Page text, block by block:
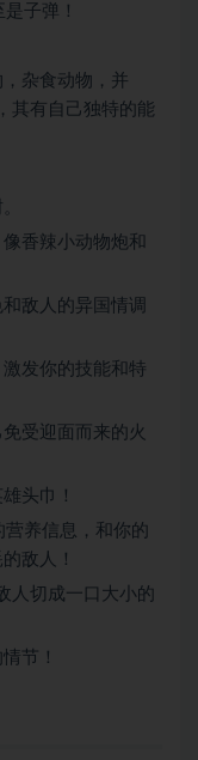
子弹！
杂食动物，并
其有自己独特的能
香辣小动物炮和
敌人的异国情调
发你的技能和特
受迎面而来的火
头巾！
养信息，和你的
敌人！
人切成一口大小的
节！